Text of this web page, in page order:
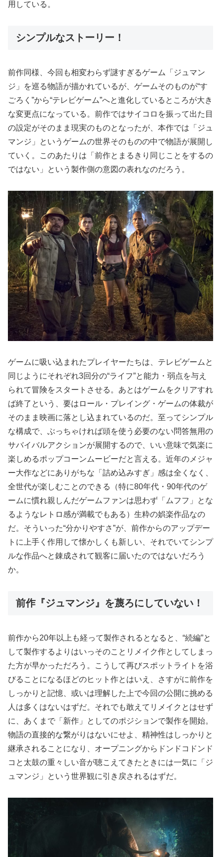
用している。
シンプルなストーリー！
前作同様、今回も相変わらず謎すぎるゲーム「ジュマン
ジ」を巡る物語が描かれているが、ゲームそのものが“す
ごろく”から“テレビゲーム”へと進化しているところが大き
な変更点になっている。前作ではサイコロを振って出た目
の設定がそのまま現実のものとなったが、本作では「ジュ
マンジ」というゲームの世界そのものの中で物語が展開し
ていく。このあたりは「前作とまるきり同じことをするの
ではない」という製作側の意図の表れなのだろう。
ゲームに吸い込まれたプレイヤーたちは、テレビゲームと
同じようにそれぞれ3回分の“ライフ”と能力・弱点を与え
られて冒険をスタートさせる。あとはゲームをクリアすれ
ば終了という、要はロール・プレイング・ゲームの体裁が
そのまま映画に落とし込まれているのだ。至ってシンプル
な構成で、ぶっちゃければ頭を使う必要のない問答無用の
サバイバルアクションが展開するので、いい意味で気楽に
楽しめるポップコーンムービーだと言える。近年のメジャ
ー大作などにありがちな「詰め込みすぎ」感は全くなく、
全世代が楽しむことのできる（特に80年代・90年代のゲ
ームに慣れ親しんだゲームファンは思わず「ムフフ」とな
るようなレトロ感が満載でもある）生粋の娯楽作品なの
だ。そういった“分かりやすさ”が、前作からのアップデー
トに上手く作用して懐かしくも新しい、それでいてシンプ
ルな作品へと錬成されて観客に届いたのではないだろう
か。
前作『ジュマンジ』を蔑ろにしていない！
前作から20年以上も経って製作されるとなると、“続編”と
して製作するよりはいっそのことリメイク作としてしまっ
た方が早かっただろう。こうして再びスポットライトを浴
びることになるほどのヒット作とはいえ、さすがに前作を
しっかりと記憶、或いは理解した上で今回の公開に挑める
人は多くはないはずだ。それでも敢えてリメイクとはせず
に、あくまで「新作」としてのポジションで製作を開始。
物語の直接的な繋がりはないにせよ、精神性はしっかりと
継承されることになり、オープニングからドンドコドンド
コと太鼓の重々しい音が聴こえてきたときには一気に「ジ
ュマンジ」という世界観に引き戻されるはずだ。